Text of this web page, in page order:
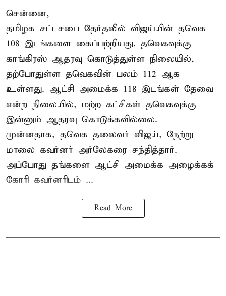
சென்னை,
தமிழக சட்டசபை தேர்தலில் விஜய்யின் தவெக
108 இடங்களை கைப்பற்றியது. தவெகவுக்கு
காங்கிரஸ் ஆதரவு கொடுத்துள்ள நிலையில்,
தற்போதுள்ள தவெகவின் பலம் 112 ஆக
உள்ளது. ஆட்சி அமைக்க 118 இடங்கள் தேவை
என்ற நிலையில், மற்ற கட்சிகள் தவெகவுக்கு
இன்னும் ஆதரவு கொடுக்கவில்லை.
முன்னதாக, தவெக தலைவர் விஜய், நேற்று
மாலை கவர்னர் அர்லேகரை சந்தித்தார்.
அப்போது தங்களை ஆட்சி அமைக்க அழைக்கக்
கோரி கவர்னரிடம் ...
Read More